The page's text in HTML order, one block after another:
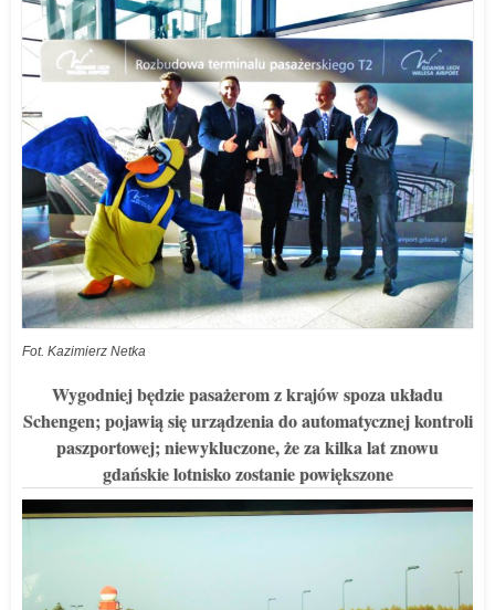
Fot. Kazimierz Netka
Wygodniej będzie pasażerom z krajów spoza układu
Schengen; pojawią się urządzenia do automatycznej kontroli
paszportowej; niewykluczone, że za kilka lat znowu
gdańskie lotnisko zostanie powiększone